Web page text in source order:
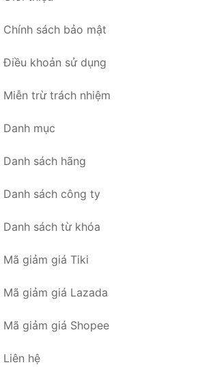
Chính sách bảo mật
Điều khoản sử dụng
Miễn trừ trách nhiệm
Danh mục
Danh sách hãng
Danh sách công ty
Danh sách từ khóa
Mã giảm giá Tiki
Mã giảm giá Lazada
Mã giảm giá Shopee
Liên hệ